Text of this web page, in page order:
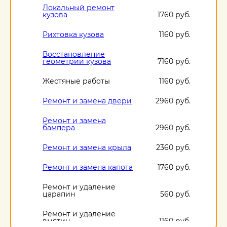
Локальный ремонт
кузова 1760 руб.
Рихтовка кузова 1160 руб.
Восстановление
геометрии кузова 7160 руб.
Жестяные работы 1160 руб.
Ремонт и замена двери 2960 руб.
Ремонт и замена
бампера 2960 руб.
Ремонт и замена крыла 2360 руб.
Ремонт и замена капота 1760 руб.
Ремонт и удаление
царапин 560 руб.
Ремонт и удаление
вмятин 1160 руб.